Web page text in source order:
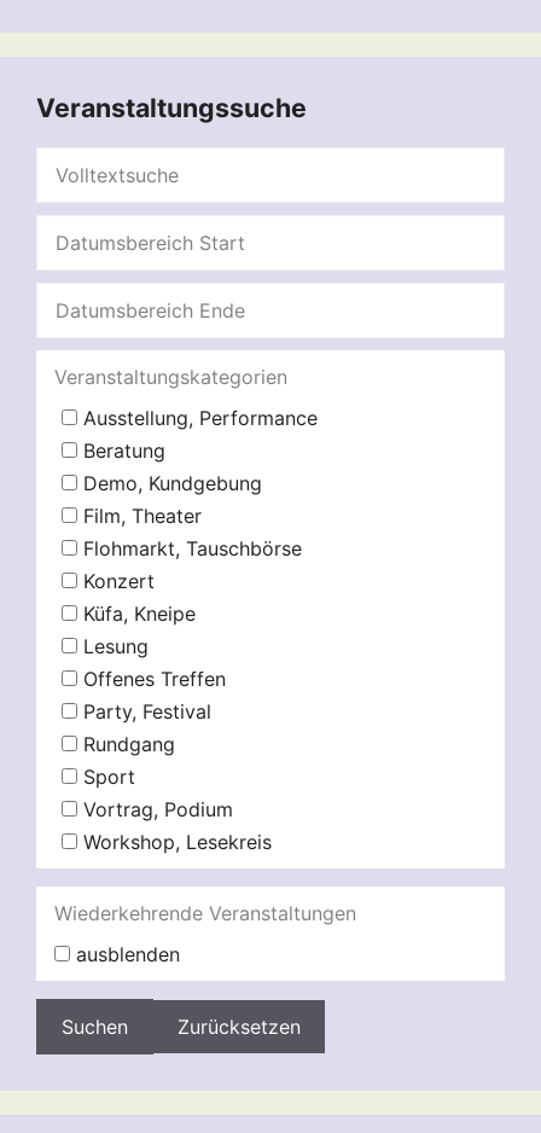
Veranstaltungssuche
Veranstaltungskategorien
Ausstellung, Performance
Beratung
Demo, Kundgebung
Film, Theater
Flohmarkt, Tauschbörse
Konzert
Küfa, Kneipe
Lesung
Offenes Treffen
Party, Festival
Rundgang
Sport
Vortrag, Podium
Workshop, Lesekreis
Wiederkehrende Veranstaltungen
ausblenden
Zurücksetzen